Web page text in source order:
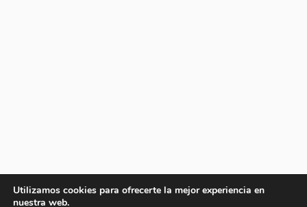
Utilizamos cookies para ofrecerte la mejor experiencia en
nuestra web.